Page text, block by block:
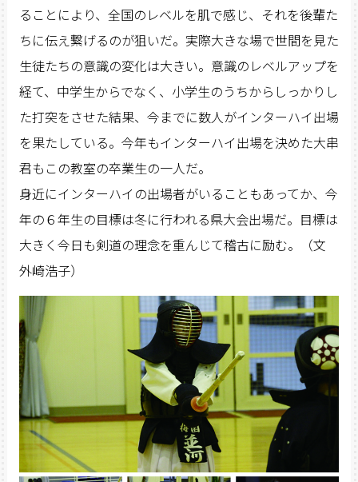
ることにより、全国のレベルを肌で感じ、それを後輩た
ちに伝え繋げるのが狙いだ。実際大きな場で世間を見た
生徒たちの意識の変化は大きい。意識のレベルアップを
経て、中学生からでなく、小学生のうちからしっかりし
た打突をさせた結果、今までに数人がインターハイ出場
を果たしている。今年もインターハイ出場を決めた大串
君もこの教室の卒業生の一人だ。
身近にインターハイの出場者がいることもあってか、今
年の６年生の目標は冬に行われる県大会出場だ。目標は
大きく今日も剣道の理念を重んじて稽古に励む。（文
外崎浩子）